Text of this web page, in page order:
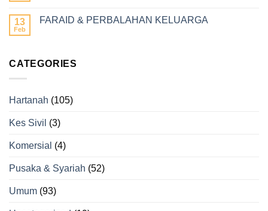
13
Feb
FARAID & PERBALAHAN KELUARGA
CATEGORIES
Hartanah (105)
Kes Sivil (3)
Komersial (4)
Pusaka & Syariah (52)
Umum (93)